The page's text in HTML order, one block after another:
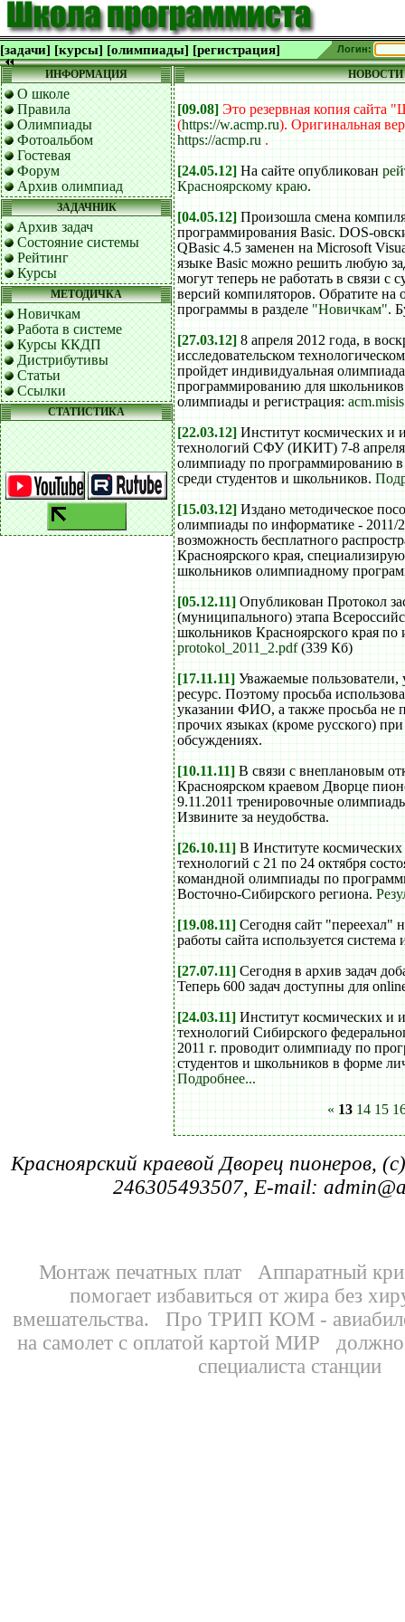
[задачи] [курсы] [олимпиады] [регистрация] Логин:
ИНФОРМАЦИЯ
О школе
Правила
Олимпиады
Фотоальбом
Гостевая
Форум
Архив олимпиад
ЗАДАЧНИК
Архив задач
Состояние системы
Рейтинг
Курсы
МЕТОДИЧКА
Новичкам
Работа в системе
Курсы ККДП
Дистрибутивы
Статьи
Ссылки
СТАТИСТИКА
НОВОСТИ
[09.08] Это резервная копия сайта
(https://w.acmp.ru).Оригинальная
https://acmp.ru.
[24.05.12]На сайте опубликован
Красноярскому краю.
[04.05.12]Произошла смена
программирования Basic. DOS-
QBasic 4.5 заменен на Microsoft
языке Basic можно решить любую
могут теперь не работать в связи
версий компиляторов. Обратите
программы в разделе"Новичкам".
[27.03.12]8 апреля 2012 года, в
исследовательском
пройдет индивидуальная
программированию для школьников
олимпиады и регистрация:
[22.03.12]Институт космических и
технологий СФУ (ИКИТ) 7-8 апреля
олимпиаду по программированию в
среди студентов и школьников.
[15.03.12]Издано методическое
олимпиады по информатике - 2011/
возможность бесплатного
Красноярского края,
школьников олимпиадному
[05.12.11]Опубликован Протокол
(муниципального) этапа
школьников Красноярского края по
protokol_2011_2.pdf(339 Кб)
[17.11.11]Уважаемые пользователи,
ресурс. Поэтому просьба
указании ФИО, а также просьба не
прочих языках (кроме русского)
обсуждениях.
[10.11.11]В связи с внеплановым
Красноярском краевом Дворце
9.11.2011 тренировочные
Извините за неудобства.
[26.10.11]В Институте
технологий с 21 по 24 октября
командной олимпиады по
Восточно-Сибирского региона.
[19.08.11]Сегодня сайт "переехал"
работы сайта используется система
[27.07.11]Сегодня в архив задач
Теперь 600 задач доступны для
[24.03.11]Институт космических и
технологий Сибирского
2011 г. проводит олимпиаду по
студентов и школьников в форме
Подробнее...
« 13 14 15
Красноярский краевой Дворец пионеров,
246305493507, E-mail:
Монтаж печатных платАппаратный
помогает избавиться от жира без
вмешательства. Про ТРИП КОМ -
на самолет с оплатой картой МИР
специалиста станции